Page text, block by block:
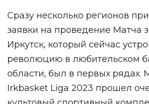
Сразу несколько регионов
заявки на проведение Матча
Иркутск, который сейчас
революцию в любительском
области, был в первых рядах.
Irkbasket Liga 2023 прошел